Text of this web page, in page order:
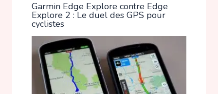
Garmin Edge Explore contre Edge
Explore 2 : Le duel des GPS pour
cyclistes